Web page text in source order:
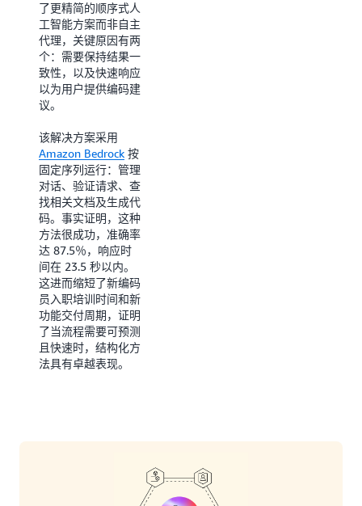
了更精简的顺序式人
工智能方案而非自主
代理，关键原因有两
个：需要保持结果一
致性，以及快速响应
以为用户提供编码建
议。
该解决方案采用
Amazon Bedrock 按
固定序列运行：管理
对话、验证请求、查
找相关文档及生成代
码。事实证明，这种
方法很成功，准确率
达 87.5％，响应时
间在 23.5 秒以内。
这进而缩短了新编码
员入职培训时间和新
功能交付周期，证明
了当流程需要可预测
且快速时，结构化方
法具有卓越表现。